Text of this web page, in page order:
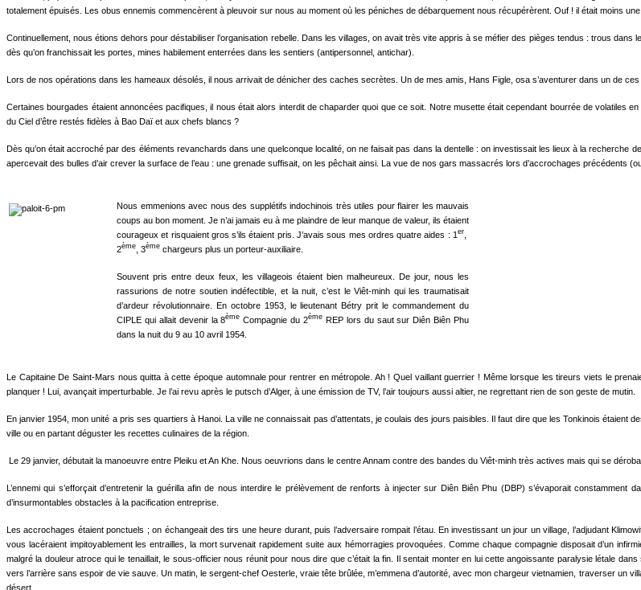
totalement épuisés. Les obus ennemis commencèrent à pleuvoir sur nous au moment où les péniches de débar­quement nous récupérèrent. Ouf ! il était moins une
Continuellement, nous étions dehors pour déstabiliser l’organisation re­belle. Dans les villages, on avait très vite appris à se méfier des pièges ten­dus : trous
dès qu’on franchissait les portes, mines habilement enterrées dans les sentiers (antipersonnel, antichar).
Lors de nos opérations dans les hameaux désolés, il nous arrivait de dénicher des caches secrètes. Un de mes amis, Hans Figle, osa s’aventurer dans un de
Certaines bourgades étaient annoncées pacifiques, il nous était alors interdit de chaparder quoi que ce soit. Notre musette était cependant bourrée de volatiles
du Ciel d’être restés fidèles à Bao Daï et aux chefs blancs ?
Dès qu’on était accroché par des éléments revanchards dans une quelconque localité, on ne faisait pas dans la dentelle : on inves­tissait les lieux à la
apercevait des bulles d’air crever la surface de l’eau : une grenade suffi­sait, on les pêchait ainsi. La vue de nos gars massacrés lors d’accrochages précédents
Nous emmenions avec nous des supplétifs indochinois très utiles pour flairer les mauvais
coups au bon moment. Je n’ai jamais eu à me plaindre de leur manque de valeur, ils étaient
courageux et ris­quaient gros s’ils étaient pris. J’avais sous mes ordres quatre aides : 1 er
2ème , 3ème chargeurs plus un porteur-auxiliaire.
Souvent pris entre deux feux, les villageois étaient bien malheureux. De jour, nous les
rassurions de notre soutien indéfectible, et la nuit, c’est le Viêt-minh qui les traumatisait
d’ardeur révolu­tionnaire. En octobre 1953, le lieutenant Bétry prit le commandement du
CIPLE qui allait devenir la 8ème Compagnie du 2ème REP lors du saut sur Diên Biên Phu
dans la nuit du 9 au 10 avril 1954.
Le Capitaine De Saint-Mars nous quitta à cette époque automnale pour rentrer en métro­pole. Ah ! Quel vaillant guerrier ! Même lorsque les tireurs viets le
planquer ! Lui, avançait imperturbable. Je l’ai revu après le putsch d’Alger, à une émission de TV, l’air toujours aussi altier, ne regrettant rien de son geste de mutin.
En janvier 1954, mon unité a pris ses quar­tiers à Hanoi. La ville ne connaissait pas d’attentats, je coulais des jours paisibles. Il faut dire que les Tonkinois
ville ou en partant déguster les recettes culinaires de la région.
Le 29 janvier, débutait la manoeuvre entre Pleiku et An Khe. Nous oeuvrions dans le centre Annam con­tre des bandes du Viêt-minh très actives mais qui se
L’ennemi qui s’efforçait d’entretenir la guérilla afin de nous interdire le prélèvement de renforts à injecter sur Diên Biên Phu (DBP) s’évaporait
d’insurmontables obstacles à la pacification entreprise.
Les accrochages étaient ponctuels ; on échangeait des tirs une heure durant, puis l’adversaire rompait l’étau. En investissant un jour un village, l’adjudant
vous lacéraient impitoyablement les entrailles, la mort survenait rapi­dement suite aux hémorragies provo­quées. Comme chaque compagnie disposait d’un
malgré la dou­leur atroce qui le tenaillait, le sous-officier nous réunit pour nous dire que c’était la fin. Il sentait monter en lui cette angoissante paralysie létale
vers l’arrière sans espoir de vie sauve. Un matin, le sergent-chef Oesterle, vraie tête brûlée, m’emmena d’autorité, avec mon chargeur vietnamien, traverser un
désert.